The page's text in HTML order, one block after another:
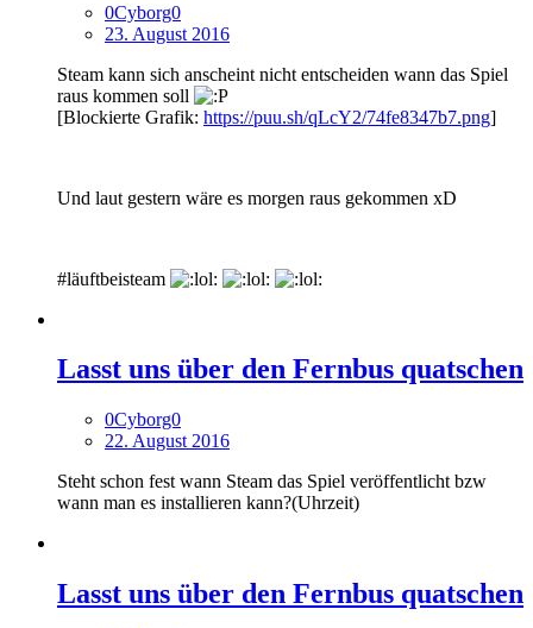
0Cyborg0
23. August 2016
Steam kann sich anscheint nicht entscheiden wann das Spiel
raus kommen soll
[Blockierte Grafik: https://puu.sh/qLcY2/74fe8347b7.png]
Und laut gestern wäre es morgen raus gekommen xD
#läuftbeisteam
Lasst uns über den Fernbus quatschen
0Cyborg0
22. August 2016
Steht schon fest wann Steam das Spiel veröffentlicht bzw
wann man es installieren kann?(Uhrzeit)
Lasst uns über den Fernbus quatschen